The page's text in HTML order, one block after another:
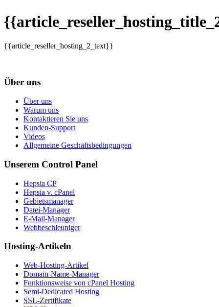
{{article_reseller_hosting_2_text}}
Über uns
Über uns
Warum uns
Kontaktieren Sie uns
Kunden-Support
Videos
Allgemeine Geschäftsbedingungen
Unserem Control Panel
Hepsia CP
Hepsia v. cPanel
Gebietsmanager
Datei-Manager
E-Mail-Manager
Webbeschleuniger
Hosting-Artikeln
Web-Hosting-Artikel
Domain-Name-Manager
Funktionsweise von cPanel Hosting
Semi-Dedicated Hosting
SSL-Zertifikate